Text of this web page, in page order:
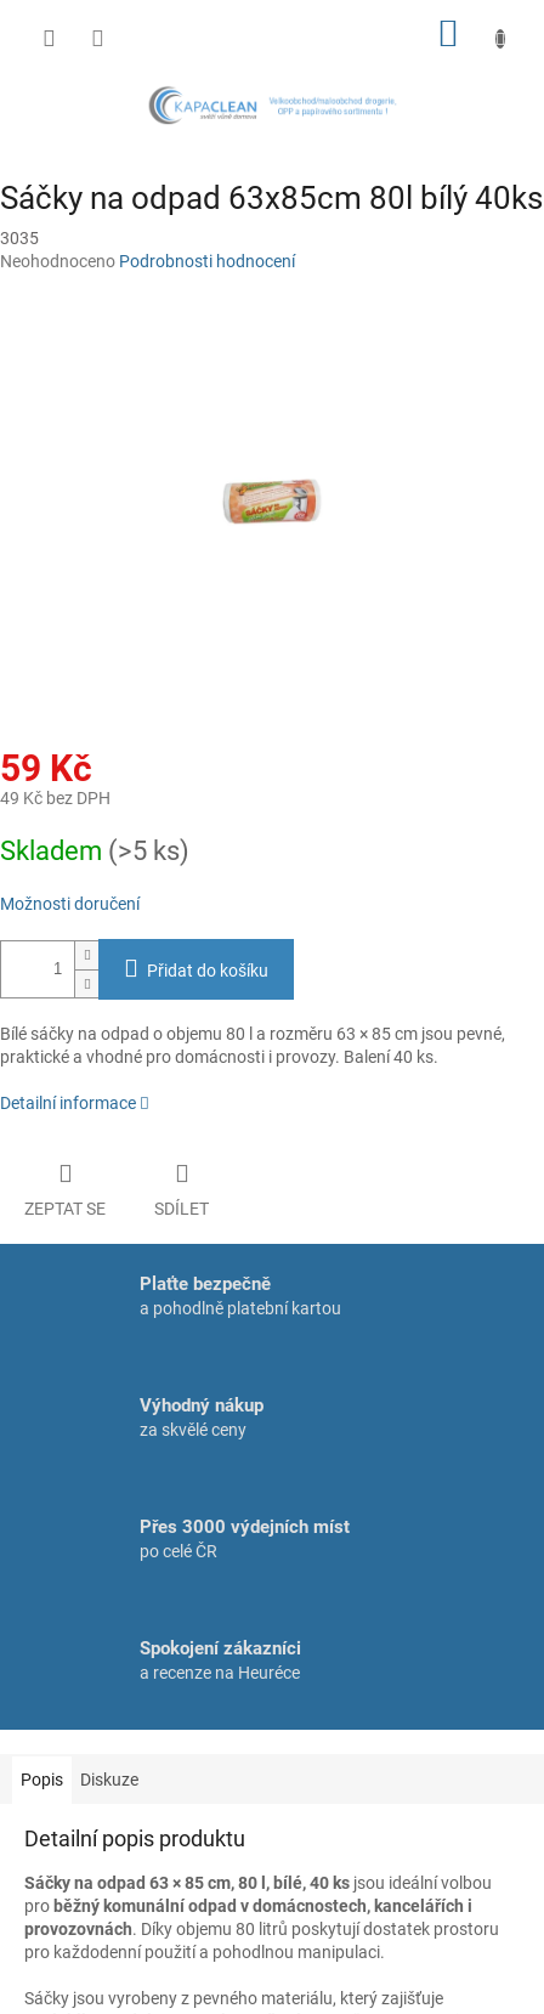
Sáčky na odpad 63x85cm 80l bílý 40ks
3035
Průměrné
Neohodnoceno Podrobnosti hodnocení
59 Kč
49 Kč bez DPH
cena:
Skladem (>5 ks)
Možnosti doručení
Přidat do košíku
Bílé sáčky na odpad o objemu 80 l a rozměru 63 × 85 cm jsou pevné,
praktické a vhodné pro domácnosti i provozy. Balení 40 ks.
Detailní informace
ZEPTAT SE SDÍLET
Plaťte bezpečně
a pohodlně platební kartou
Výhodný nákup
za skvělé ceny
Přes 3000 výdejních míst
po celé ČR
Spokojení zákazníci
a recenze na Heuréce
Popis Diskuze
Detailní popis produktu
Sáčky na odpad 63 × 85 cm, 80 l, bílé, 40 ks jsou ideální volbou
pro běžný komunální odpad v domácnostech, kancelářích i
provozovnách. Díky objemu 80 litrů poskytují dostatek prostoru
pro každodenní použití a pohodlnou manipulaci.
Sáčky jsou vyrobeny z pevného materiálu, který zajišťuje